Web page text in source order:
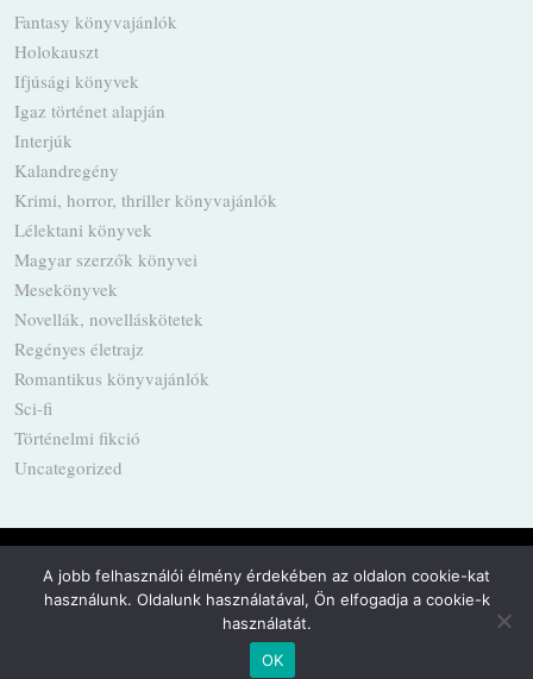
Fantasy könyvajánlók
Holokauszt
Ifjúsági könyvek
Igaz történet alapján
Interjúk
Kalandregény
Krimi, horror, thriller könyvajánlók
Lélektani könyvek
Magyar szerzők könyvei
Mesekönyvek
Novellák, novelláskötetek
Regényes életrajz
Romantikus könyvajánlók
Sci-fi
Történelmi fikció
Uncategorized
Powered by WordPress ·Built withUntitled
A jobb felhasználói élmény érdekében az oldalon cookie-kat
használunk. Oldalunk használatával, Ön elfogadja a cookie-k
használatát.
OK